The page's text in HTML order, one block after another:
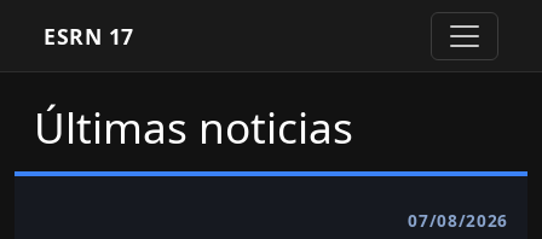
ESRN 17
Últimas noticias
07/08/2026